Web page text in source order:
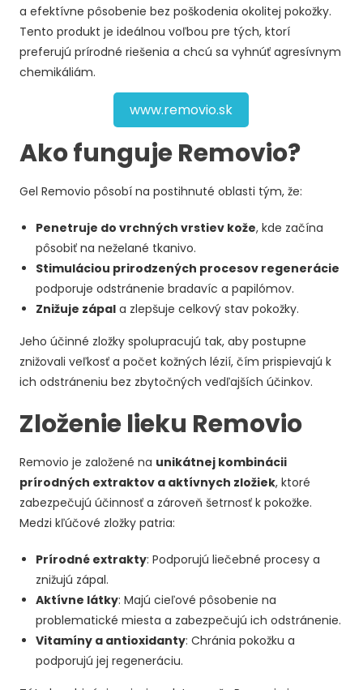
a efektívne pôsobenie bez poškodenia okolitej pokožky.
Tento produkt je ideálnou voľbou pre tých, ktorí
preferujú prírodné riešenia a chcú sa vyhnúť agresívnym
chemikáliám.
www.removio.sk
Ako funguje Removio?
Gel Removio pôsobí na postihnuté oblasti tým, že:
Penetruje do vrchných vrstiev kože, kde začína
pôsobiť na neželané tkanivo.
Stimuláciou prirodzených procesov regenerácie
podporuje odstránenie bradavíc a papilómov.
Znižuje zápal a zlepšuje celkový stav pokožky.
Jeho účinné zložky spolupracujú tak, aby postupne
znižovali veľkosť a počet kožných lézií, čím prispievajú k
ich odstráneniu bez zbytočných vedľajších účinkov.
Zloženie lieku Removio
Removio je založené na unikátnej kombinácii
prírodných extraktov a aktívnych zložiek, ktoré
zabezpečujú účinnosť a zároveň šetrnosť k pokožke.
Medzi kľúčové zložky patria:
Prírodné extrakty: Podporujú liečebné procesy a
znižujú zápal.
Aktívne látky: Majú cieľové pôsobenie na
problematické miesta a zabezpečujú ich odstránenie.
Vitamíny a antioxidanty: Chránia pokožku a
podporujú jej regeneráciu.